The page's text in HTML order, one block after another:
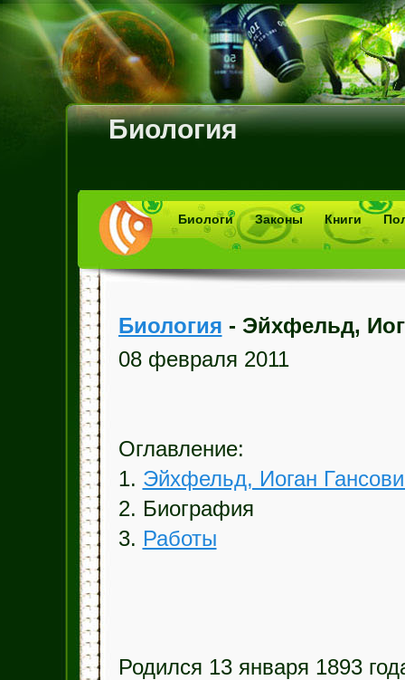
Биология
Биологи Законы Книги
Биология - Эйхфельд,
08 февраля 2011
Оглавление:
1. Эйхфельд, Иоган
2. Биография
3. Работы
Родился 13 января 1893